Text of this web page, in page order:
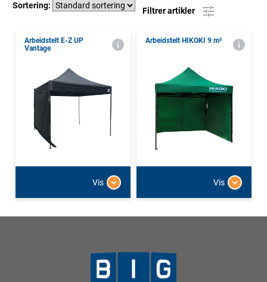
Sortering:
Filtrer artikler
Arbeidstelt E-Z UP
Vantage
Vis
Arbeidstelt HIKOKI 9 m²
Vis